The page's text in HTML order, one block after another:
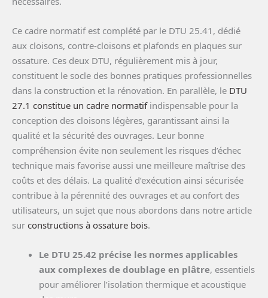
Ce cadre normatif est complété par le DTU 25.41, dédié
aux cloisons, contre-cloisons et plafonds en plaques sur
ossature. Ces deux DTU, régulièrement mis à jour,
constituent le socle des bonnes pratiques professionnelles
dans la construction et la rénovation. En parallèle, le DTU
27.1 constitue un cadre normatifindispensable pour la
conception des cloisons légères, garantissant ainsi la
qualité et la sécurité des ouvrages. Leur bonne
compréhension évite non seulement les risques d’échec
technique mais favorise aussi une meilleure maîtrise des
coûts et des délais. La qualité d’exécution ainsi sécurisée
contribue à la pérennité des ouvrages et au confort des
utilisateurs, un sujet que nous abordons dans notre article
sur constructions à ossature bois.
Le DTU 25.42 précise les normes applicables
aux complexes de doublage en plâtre, essentiels
pour améliorer l’isolation thermique et acoustique